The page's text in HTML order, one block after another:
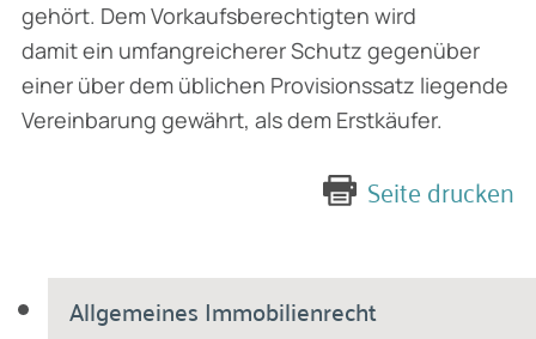
Allgemeines Immobilienrecht
gehört. Dem Vorkaufsberechtigten wird
damit ein umfangreicherer Schutz gegenüber
einer über dem üblichen Provisionssatz liegende
Vereinbarung gewährt, als dem Erstkäufer.
Seite drucken